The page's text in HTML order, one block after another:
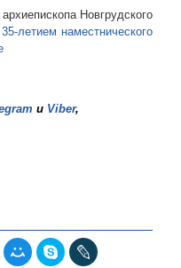
Новгрудского
летием наместнического
и Viber,